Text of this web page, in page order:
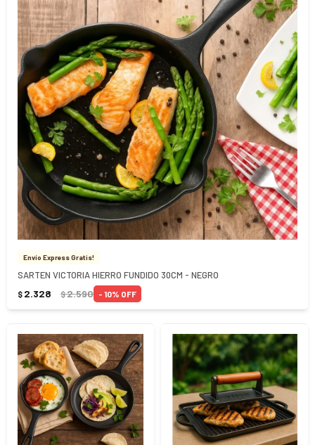
Envío Express Gratis!
SARTEN VICTORIA HIERRO FUNDIDO 30CM - NEGRO
$ 2.328 $2.590 10